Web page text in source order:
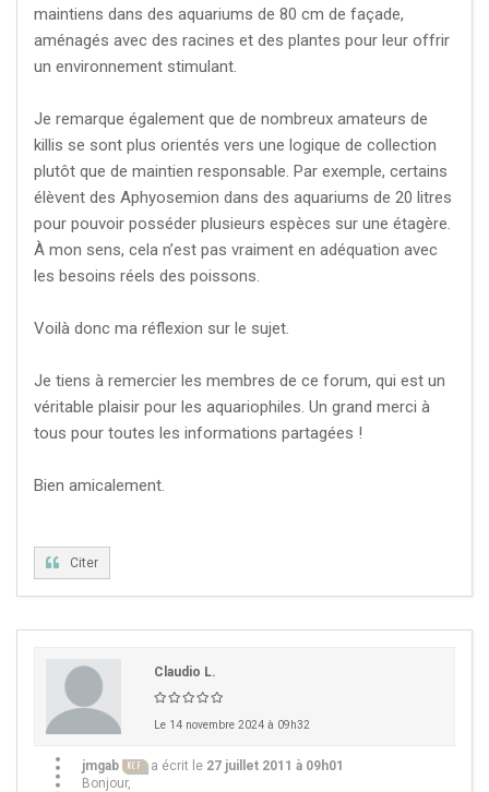
maintiens dans des aquariums de 80 cm de façade,
aménagés avec des racines et des plantes pour leur offrir
un environnement stimulant.
Je remarque également que de nombreux amateurs de
killis se sont plus orientés vers une logique de collection
plutôt que de maintien responsable. Par exemple, certains
élèvent des Aphyosemion dans des aquariums de 20 litres
pour pouvoir posséder plusieurs espèces sur une étagère.
À mon sens, cela n’est pas vraiment en adéquation avec
les besoins réels des poissons.
Voilà donc ma réflexion sur le sujet.
Je tiens à remercier les membres de ce forum, qui est un
véritable plaisir pour les aquariophiles. Un grand merci à
tous pour toutes les informations partagées !
Bien amicalement.
Citer
Claudio L.
Le 14 novembre 2024 à 09h32
jmgab KCF a écrit le 27 juillet 2011 à 09h01
Bonjour,